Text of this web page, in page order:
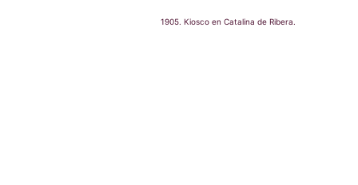
1905. Kiosco en Catalina de Ribera.